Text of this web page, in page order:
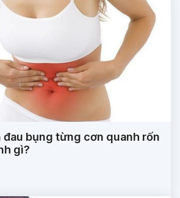
bụng từng cơn quanh rốn
gì?